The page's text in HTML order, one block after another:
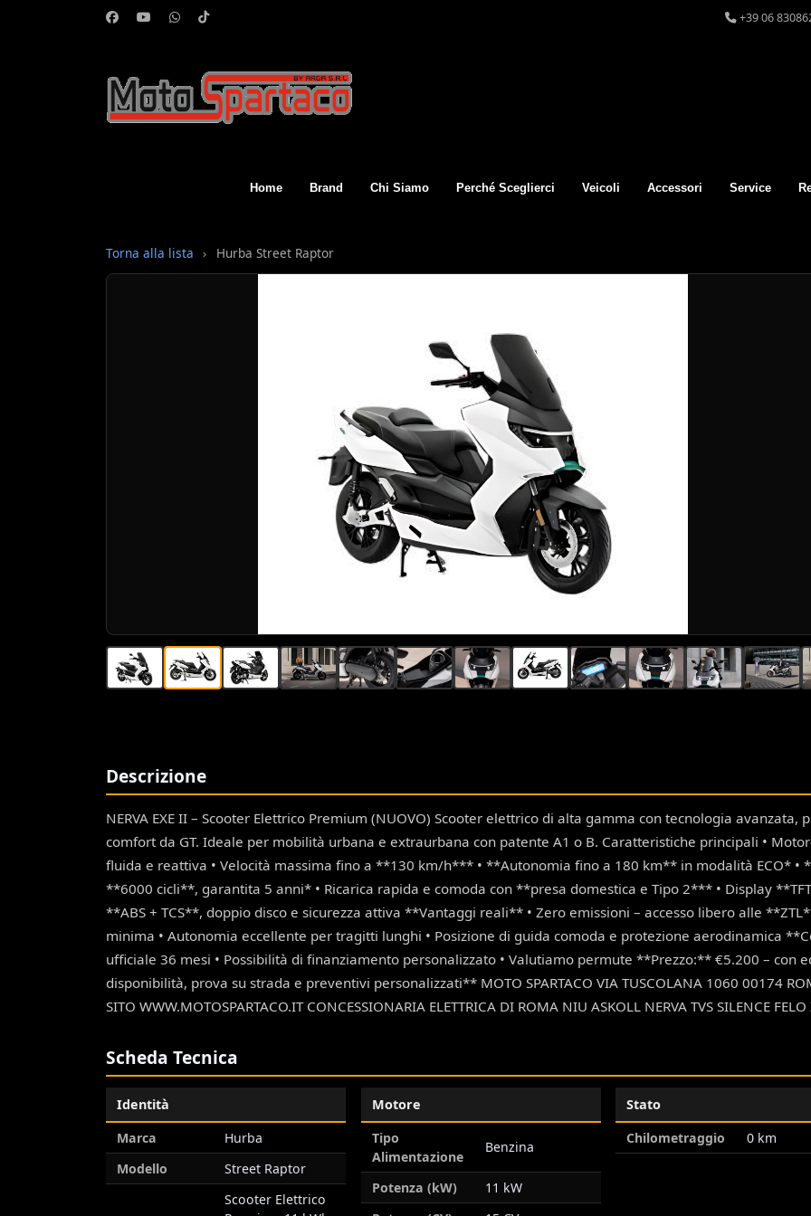
+39 06
Home Brand Chi Siamo Perché Sceglierci Veicoli Accessori Service
Torna alla lista › Hurba Street Raptor
Descrizione
NERVA EXE II – Scooter Elettrico Premium (NUOVO) Scooter elettrico di alta gamma con tecnologia
comfort da GT. Ideale per mobilità urbana e extraurbana con patente A1 o B. Caratteristiche principali •
fluida e reattiva • Velocità massima fino a **130 km/h*** • **Autonomia fino a 180 km** in modalità ECO* •
**6000 cicli**, garantita 5 anni* • Ricarica rapida e comoda con **presa domestica e Tipo 2*** • Display
**ABS + TCS**, doppio disco e sicurezza attiva **Vantaggi reali** • Zero emissioni – accesso libero alle
minima • Autonomia eccellente per tragitti lunghi • Posizione di guida comoda e protezione aerodinamica
ufficiale 36 mesi • Possibilità di finanziamento personalizzato • Valutiamo permute **Prezzo:** €5.200 – con
disponibilità, prova su strada e preventivi personalizzati** MOTO SPARTACO VIA TUSCOLANA 1060 00174
SITO WWW.MOTOSPARTACO.IT CONCESSIONARIA ELETTRICA DI ROMA NIU ASKOLL NERVA TVS SILENCE FELO
Scheda Tecnica
Identità
Marca
Hurba
Modello
Street Raptor
Scooter Elettrico
Motore
Tipo
Alimentazione
Benzina
Potenza (kW)
11 kW
Stato
Chilometraggio
0 km